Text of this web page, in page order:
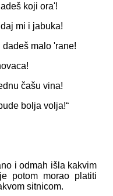
koji ora'!
mi i jabuka!
malo 'rane!
čašu vina!
bolja volja!“
i odmah išla kakvim
potom morao platiti
sitnicom.